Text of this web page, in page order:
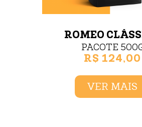
ROMEO
PACOTE
R$ 124,00
VER MAIS